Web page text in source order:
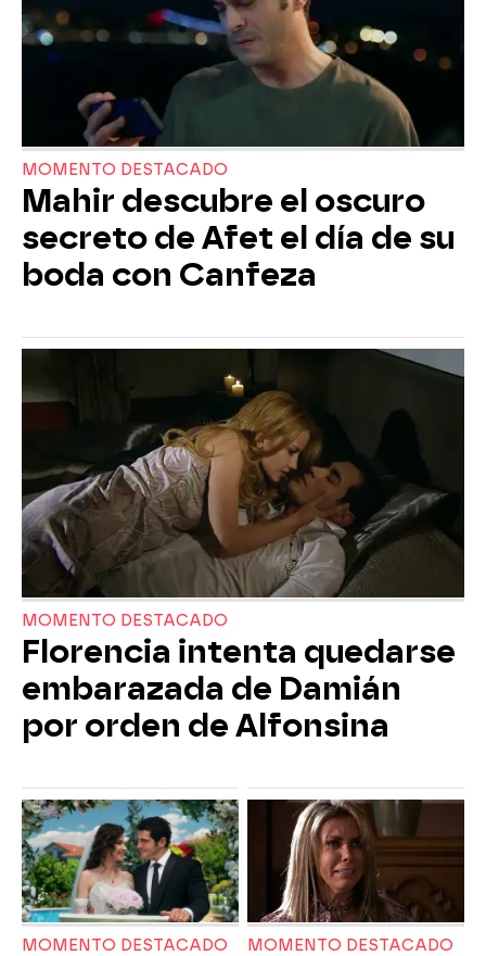
MOMENTO DESTACADO
Mahir descubre el oscuro
secreto de Afet el día de su
boda con Canfeza
MOMENTO DESTACADO
Florencia intenta quedarse
embarazada de Damián
por orden de Alfonsina
MOMENTO DESTACADO MOMENTO DESTACADO